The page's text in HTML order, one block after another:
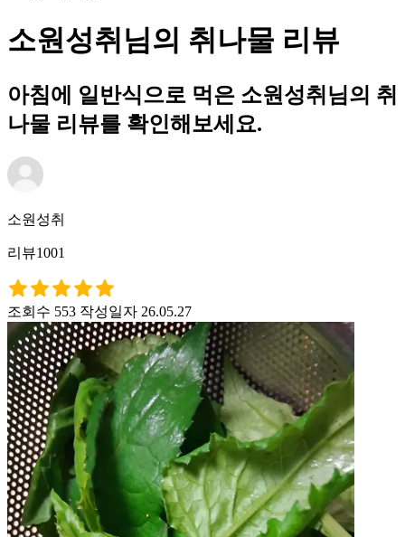
소원성취님의 취나물 리뷰
아침에 일반식으로 먹은 소원성취님의 취
나물 리뷰를 확인해보세요.
소원성취
리뷰1001
조회수 553 작성일자 26.05.27